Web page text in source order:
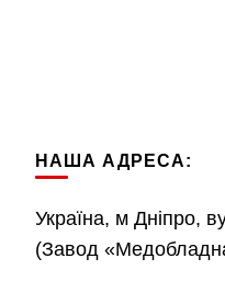
НАША АДРЕСА:
Україна, м Дніпро,
(Завод